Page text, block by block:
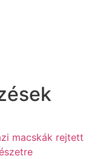
macskák rejtett